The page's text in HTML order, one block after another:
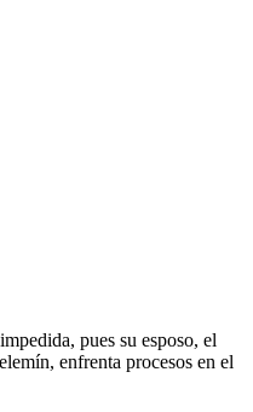
pues su esposo, el
enfrenta procesos en el